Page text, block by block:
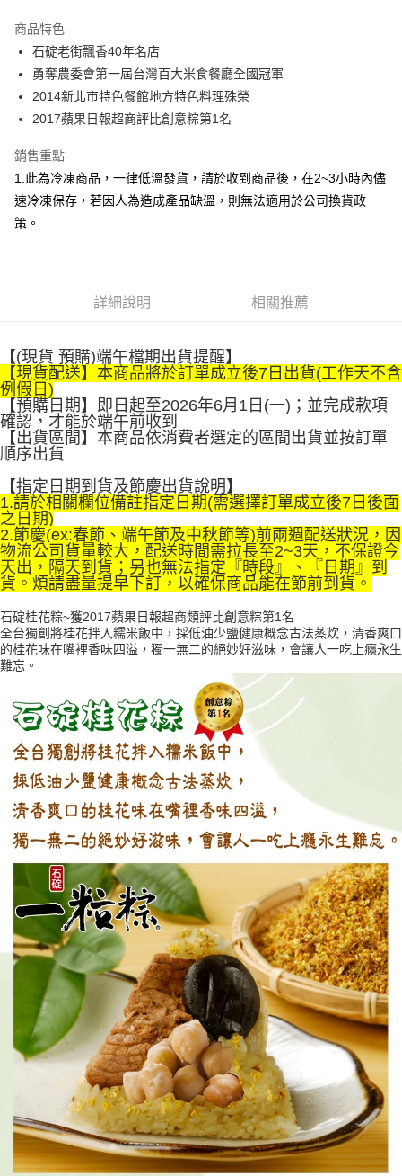
街口支付
悠遊付
Google Pay
全盈+PAY
大哥付你分期
相關說明
【大哥付你分期使用說明】
3.實際核准額度、可分期數及費用金額請依後續交易確認頁面所載為準。
法說明評估內容。
【繳款方式說明】
1.分期款項不併入電信帳單，「大哥付你分期」於每月結算日後寄送繳費提
醒簡訊。
2.透過簡訊連結打開帳單後，可選擇「超商條碼／台灣大直營門市／銀行轉
帳／街口支付／iPASS MONEY」等通路繳費。
【注意事項】
1.本服務係由「台灣大哥大股份有限公司」（以下簡稱本公司）所提供，讓
用戶於交易時，得透過本服務購買商品或服務，並由商店將買賣／分期付款
買賣價金債權讓與本公司後，依約使用本公司帳單繳交帳款。
2.基於同意付款使用「大哥付你分期」之契約關係目的，商店將以您的個人
資料（包含姓名、電話或地址）提供予台灣大哥大進項蒐集、處理及利用，
由本公司與您本人進行分期帳單所需資料之確認、核對及更正。
3.完整用戶服務條款，請詳閱以下連結：https://oppay.tw/userRule
AFTEE先享後付是「在收到商品之後才付款」的支付方式。 讓您購物簡單
３．安心：先確認商品／服務後，再付款。
【「AFTEE先享後付」結帳流程】
１．於結帳方式選擇「AFTEE先享後付」後，將跳轉至「AFTEE先享後付」
結帳頁面，進行簡訊認證並確認金額後，即可完成結帳。
２．訂單成立數日內，您將收到繳費通知簡訊。
３．收到繳費通知簡訊後14天內，點擊此簡訊中的連結，可透過四大超商／
※ 請注意：結帳手續完成當下不需立刻繳費，但若您需要取消訂單，請聯絡
購買商品的店家。未經商家同意取消之訂單仍視為有效，需透過AFTEE先享
後付繳納相關費用。
※ 交易是否成功請以「AFTEE先享後付 」之結帳頁面顯示為準，若有關於
是否繳費成功／繳費後需取消欲退款等相關疑問，請聯繫「AFTEE先享後付
客戶支援中心」 https://netprotections.freshdesk.com/support/home
１．透過由恩沛科技股份有限公司提供之「AFTEE先享後付」服務完成之交
易，需依本服務之必要範圍內提供個人資料，並將交易相關給付款項請求債
權轉讓予恩沛科技股份有限公司。
２．關於個人資料處理事宜，請瀏覽以下網址：
３．未成年的使用者請事先徵得法定代理人或監護人之同意方可使用
「AFTEE先享後付」，若未經同意申辦者引起之損失，本公司不負相關責
任。
４．使用「AFTEE先享後付」時，將依據個別帳號之用戶狀況，依本公司即
時審查核予不同之上限額度；若仍有額度不足之情形，本公司將視審查結果
請求用戶進行身份認證。
５．嚴禁一人註冊多個帳號或使用他人資訊註冊。若發現惡意使用之情形，
恩沛科技股份有限公司將有權停止該用戶之使用額度並採取法律行動。
免運優惠
免運費
商品特色
石碇老街飄香40年名店
勇奪農委會第一屆台灣百大米食餐廳全國冠軍
2014新北市特色餐館地方特色料理殊榮
2017蘋果日報超商評比創意粽第1名
銷售重點
1.此為冷凍商品，一律低溫發貨，請於收到商品後，在2~3小時內儘
速冷凍保存，若因人為造成產品缺溫，則無法適用於公司換貨政
策。
詳細說明 相關推薦
【(現貨 預購)端午檔期出貨提醒】
【現貨配送】本商品將於訂單成立後7日出貨(工作天不含
例假日)
【預購日期】即日起至2026年6月1日(一)；並完成款項
確認，才能於端午前收到
【出貨區間】本商品依消費者選定的區間出貨並按訂單
順序出貨
【指定日期到貨及節慶出貨說明】
1.請於相關欄位備註指定日期(需選擇訂單成立後7日後面
之日期)
2.節慶(ex:春節、端午節及中秋節等)前兩週配送狀況，因
物流公司貨量較大，配送時間需拉長至2~3天，不保證今
天出，隔天到貨；另也無法指定『時段』、『日期』到
貨。煩請盡量提早下訂，以確保商品能在節前到貨。
石碇桂花粽~獲2017蘋果日報超商類評比創意粽第1名
全台獨創將桂花拌入糯米飯中，採低油少鹽健康概念古法蒸炊，清香爽口
的桂花味在嘴裡香味四溢，獨一無二的絕妙好滋味，會讓人一吃上癮永生
難忘。